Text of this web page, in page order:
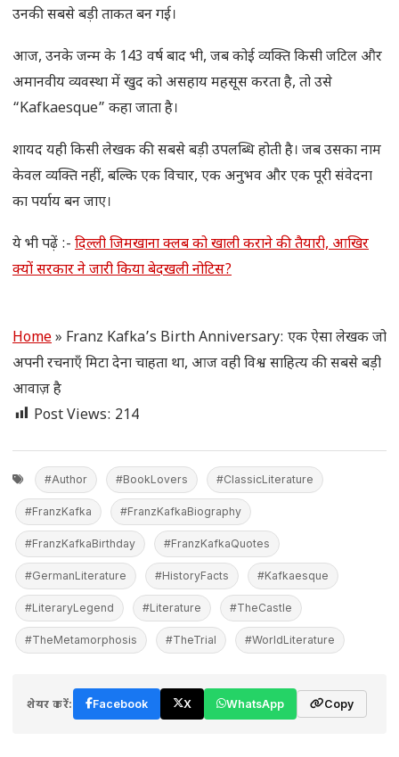
उनकी सबसे बड़ी ताकत बन गई।
आज, उनके जन्म के 143 वर्ष बाद भी, जब कोई व्यक्ति किसी जटिल और
अमानवीय व्यवस्था में खुद को असहाय महसूस करता है, तो उसे
“Kafkaesque” कहा जाता है।
शायद यही किसी लेखक की सबसे बड़ी उपलब्धि होती है। जब उसका नाम
केवल व्यक्ति नहीं, बल्कि एक विचार, एक अनुभव और एक पूरी संवेदना
का पर्याय बन जाए।
ये भी पढ़ें :- दिल्ली जिमखाना क्लब को खाली कराने की तैयारी, आखिर
क्यों सरकार ने जारी किया बेदखली नोटिस?
Home» Franz Kafka’s Birth Anniversary: एक ऐसा लेखक जो
अपनी रचनाएँ मिटा देना चाहता था, आज वही विश्व साहित्य की सबसे बड़ी
आवाज़ है
Post Views: 214
#Author #BookLovers #ClassicLiterature
#FranzKafka #FranzKafkaBiography
#FranzKafkaBirthday #FranzKafkaQuotes
#GermanLiterature #HistoryFacts #Kafkaesque
#LiteraryLegend #Literature #TheCastle
#TheMetamorphosis #TheTrial #WorldLiterature
शेयर करें: Facebook X WhatsApp Copy